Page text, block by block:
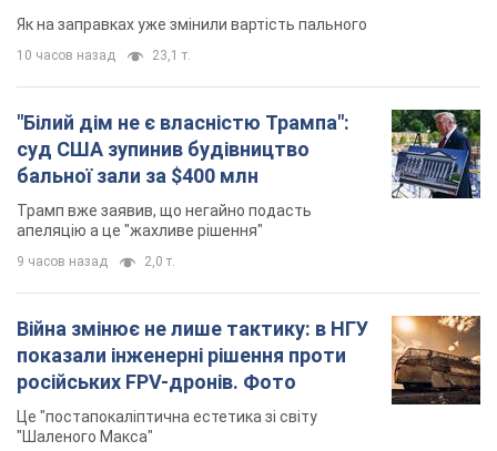
Як на заправках уже змінили вартість пального
10 часов назад 23,1 т.
"Білий дім не є власністю Трампа":
суд США зупинив будівництво
бальної зали за $400 млн
Трамп вже заявив, що негайно подасть
апеляцію а це "жахливе рішення"
9 часов назад 2,0 т.
Війна змінює не лише тактику: в НГУ
показали інженерні рішення проти
російських FPV-дронів. Фото
Це "постапокаліптична естетика зі світу
"Шаленого Макса"